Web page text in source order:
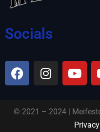
Socials
© 2021 – 2024 |
Privacy